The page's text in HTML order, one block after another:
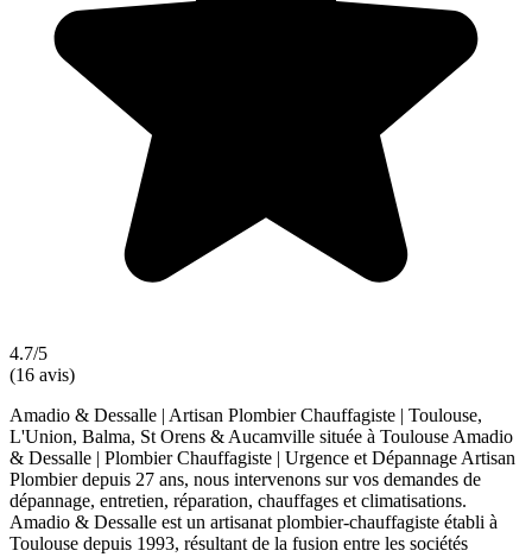
4.7/5
(16 avis)
Amadio & Dessalle | Artisan Plombier Chauffagiste | Toulouse,
L'Union, Balma, St Orens & Aucamville située à Toulouse Amadio
& Dessalle | Plombier Chauffagiste | Urgence et Dépannage Artisan
Plombier depuis 27 ans, nous intervenons sur vos demandes de
dépannage, entretien, réparation, chauffages et climatisations.
Amadio & Dessalle est un artisanat plombier-chauffagiste établi à
Toulouse depuis 1993, résultant de la fusion entre les sociétés